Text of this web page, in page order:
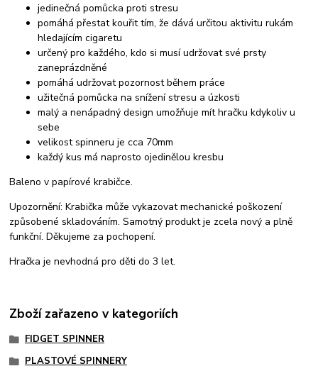
jedinečná pomůcka proti stresu
pomáhá přestat kouřit tím, že dává určitou aktivitu rukám
hledajícím cigaretu
určený pro každého, kdo si musí udržovat své prsty
zaneprázdněné
pomáhá udržovat pozornost během práce
užitečná pomůcka na snížení stresu a úzkosti
malý a nenápadný design umožňuje mít hračku kdykoliv u
sebe
velikost spinneru je cca 70mm
každý kus má naprosto ojedinělou kresbu
Baleno v papírové krabičce.
Upozornění: Krabička může vykazovat mechanické poškození
způsobené skladováním. Samotný produkt je zcela nový a plně
funkční. Děkujeme za pochopení.
Hračka je nevhodná pro děti do 3 let.
Zboží zařazeno v kategoriích
FIDGET SPINNER
PLASTOVÉ SPINNERY